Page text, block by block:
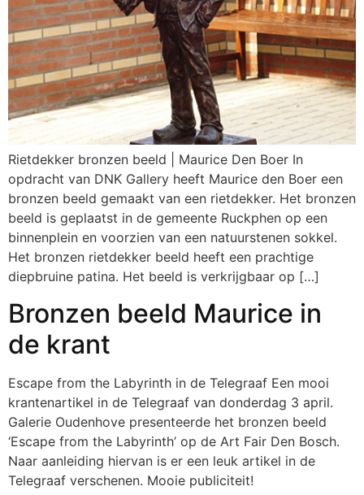
Rietdekker bronzen beeld | Maurice Den Boer In
opdracht van DNK Gallery heeft Maurice den Boer een
bronzen beeld gemaakt van een rietdekker. Het bronzen
beeld is geplaatst in de gemeente Ruckphen op een
binnenplein en voorzien van een natuurstenen sokkel.
Het bronzen rietdekker beeld heeft een prachtige
diepbruine patina. Het beeld is verkrijgbaar op […]
Bronzen beeld Maurice in
de krant
Escape from the Labyrinth in de Telegraaf Een mooi
krantenartikel in de Telegraaf van donderdag 3 april.
Galerie Oudenhove presenteerde het bronzen beeld
‘Escape from the Labyrinth’ op de Art Fair Den Bosch.
Naar aanleiding hiervan is er een leuk artikel in de
Telegraaf verschenen. Mooie publiciteit!